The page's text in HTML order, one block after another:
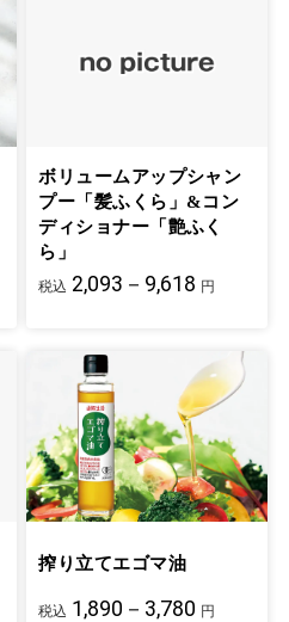
ボリュームアップシャン
プー「髪ふくら」&コン
ディショナー「艶ふく
ら」
税込 2,093－9,618 円
搾り立てエゴマ油
税込 1,890－3,780 円